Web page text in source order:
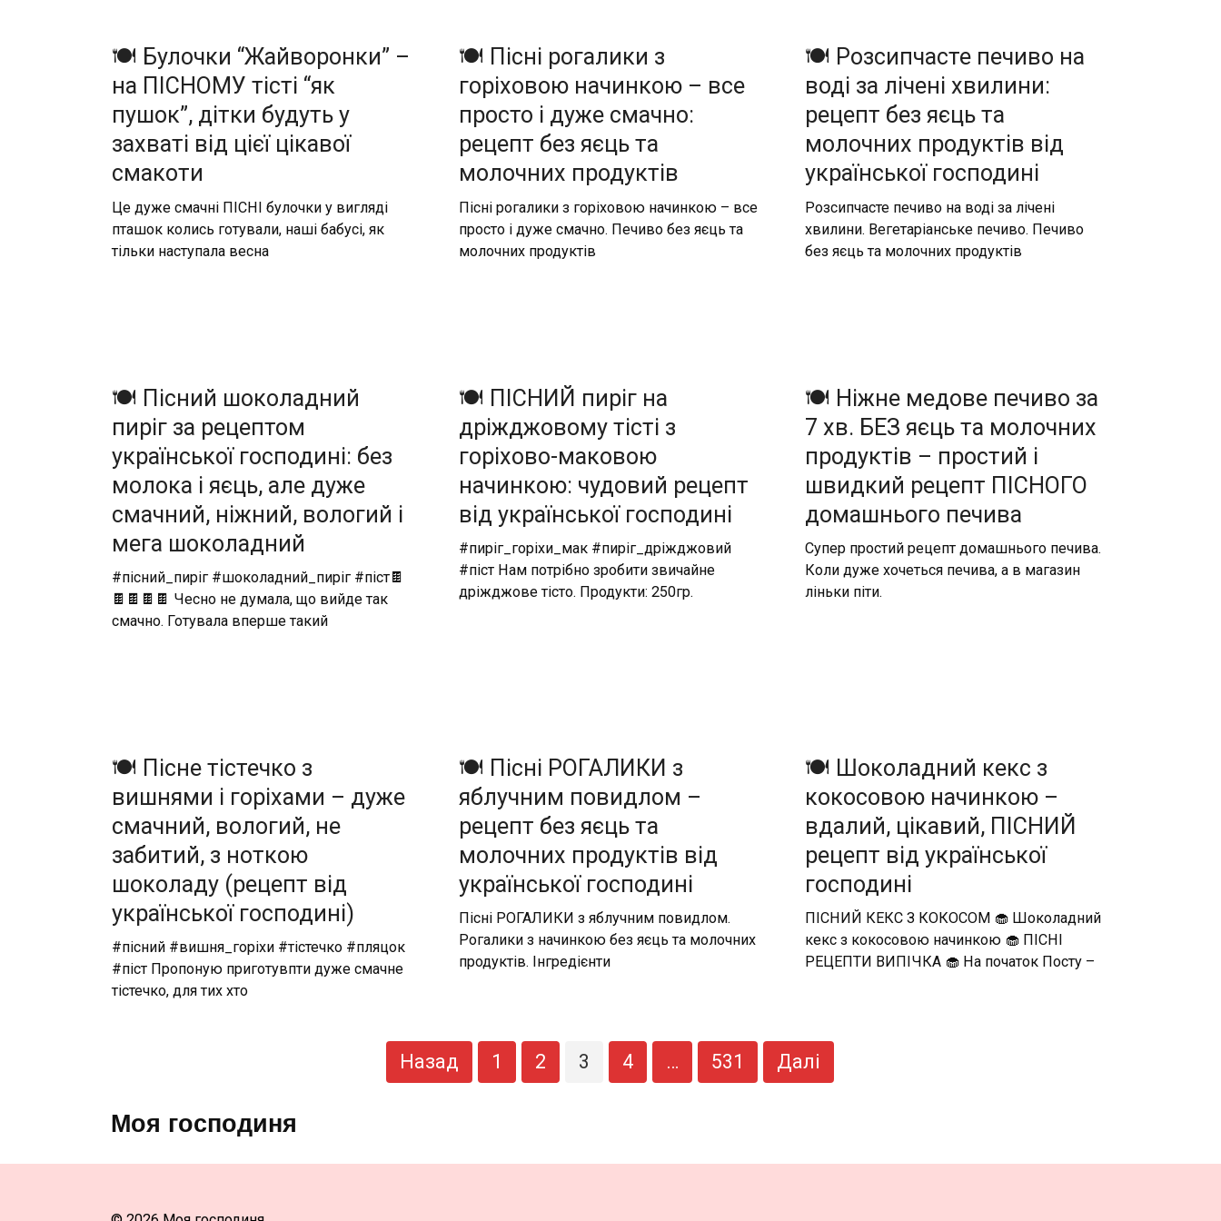
🍽️ Булочки “Жайворонки” –
на ПІСНОМУ тісті “як
пушок”, дітки будуть у
захваті від цієї цікавої
смакоти
Це дуже смачні ПІСНІ булочки у вигляді
пташок колись готували, наші бабусі, як
тільки наступала весна
🍽️ Пісні рогалики з
горіховою начинкою – все
просто і дуже смачно:
рецепт без яєць та
молочних продуктів
Пісні рогалики з горіховою начинкою – все
просто і дуже смачно. Печиво без яєць та
молочних продуктів
🍽️ Розсипчасте печиво на
воді за лічені хвилини:
рецепт без яєць та
молочних продуктів від
української господині
Розсипчасте печиво на воді за лічені
хвилини. Вегетаріанське печиво. Печиво
без яєць та молочних продуктів
🍽️ Пісний шоколадний
пиріг за рецептом
української господині: без
молока і яєць, але дуже
смачний, ніжний, вологий і
мега шоколадний
#пісний_пиріг #шоколадний_пиріг #піст🍫
🍫🍫🍫🍫 Чесно не думала, що вийде так
смачно. Готувала вперше такий
🍽️ ПІСНИЙ пиріг на
дріжджовому тісті з
горіхово-маковою
начинкою: чудовий рецепт
від української господині
#пиріг_горіхи_мак #пиріг_дріжджовий
#піст Нам потрібно зробити звичайне
дріжджове тісто. Продукти: 250гр.
🍽️ Ніжне медове печиво за
7 хв. БЕЗ яєць та молочних
продуктів – простий і
швидкий рецепт ПІСНОГО
домашнього печива
Супер простий рецепт домашнього печива.
Коли дуже хочеться печива, а в магазин
ліньки піти.
🍽️ Пісне тістечко з
вишнями і горіхами – дуже
смачний, вологий, не
забитий, з ноткою
шоколаду (рецепт від
української господині)
#пісний #вишня_горіхи #тістечко #пляцок
#піст Пропоную приготувпти дуже смачне
тістечко, для тих хто
🍽️ Пісні РОГАЛИКИ з
яблучним повидлом –
рецепт без яєць та
молочних продуктів від
української господині
Пісні РОГАЛИКИ з яблучним повидлом.
Рогалики з начинкою без яєць та молочних
продуктів. Інгредієнти
🍽️ Шоколадний кекс з
кокосовою начинкою –
вдалий, цікавий, ПІСНИЙ
рецепт від української
господині
ПІСНИЙ КЕКС З КОКОСОМ 🧁 Шоколадний
кекс з кокосовою начинкою 🧁 ПІСНІ
РЕЦЕПТИ ВИПІЧКА 🧁 На початок Посту –
Назад 1 2 3 4 … 531 Далі
Моя господиня